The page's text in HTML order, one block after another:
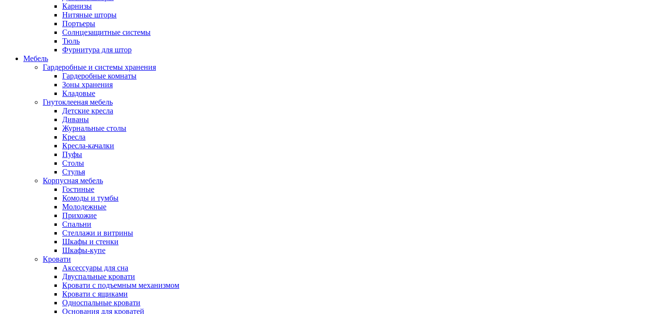
Карнизы
Нитяные шторы
Портьеры
Солнцезащитные системы
Тюль
Фурнитура для штор
Мебель
Гардеробные и системы хранения
Гардеробные комнаты
Зоны хранения
Кладовые
Гнутоклееная мебель
Детские кресла
Диваны
Журнальные столы
Кресла
Кресла-качалки
Пуфы
Столы
Стулья
Корпусная мебель
Гостиные
Комоды и тумбы
Молодежные
Прихожие
Спальни
Стеллажи и витрины
Шкафы и стенки
Шкафы-купе
Кровати
Аксессуары для сна
Двуспальные кровати
Кровати с подъемным механизмом
Кровати с ящиками
Односпальные кровати
Основания для кроватей